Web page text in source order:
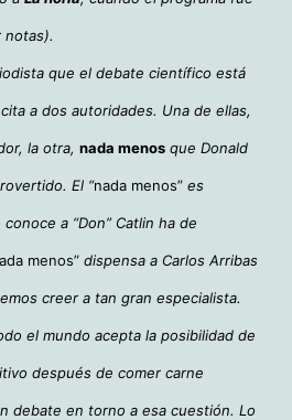
notas).
que el debate científico está
a dos autoridades. Una de ellas,
la otra, nada menos que Donald
El “nada menos” es
a “Don” Catlin ha de
menos” dispensa a Carlos Arribas
creer a tan gran especialista.
el mundo acepta la posibilidad de
después de comer carne
debate en torno a esa cuestión. Lo